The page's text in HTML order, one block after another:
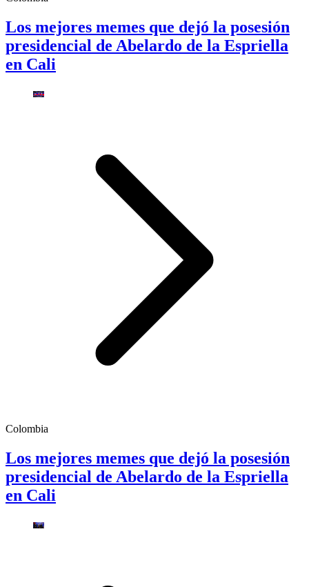
Los mejores memes que dejó la posesión
presidencial de Abelardo de la Espriella
en Cali
Colombia
Los mejores memes que dejó la posesión
presidencial de Abelardo de la Espriella
en Cali